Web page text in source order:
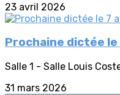
23 avril 2026
Prochaine dictée le
Salle 1 - Salle Louis
31 mars 2026